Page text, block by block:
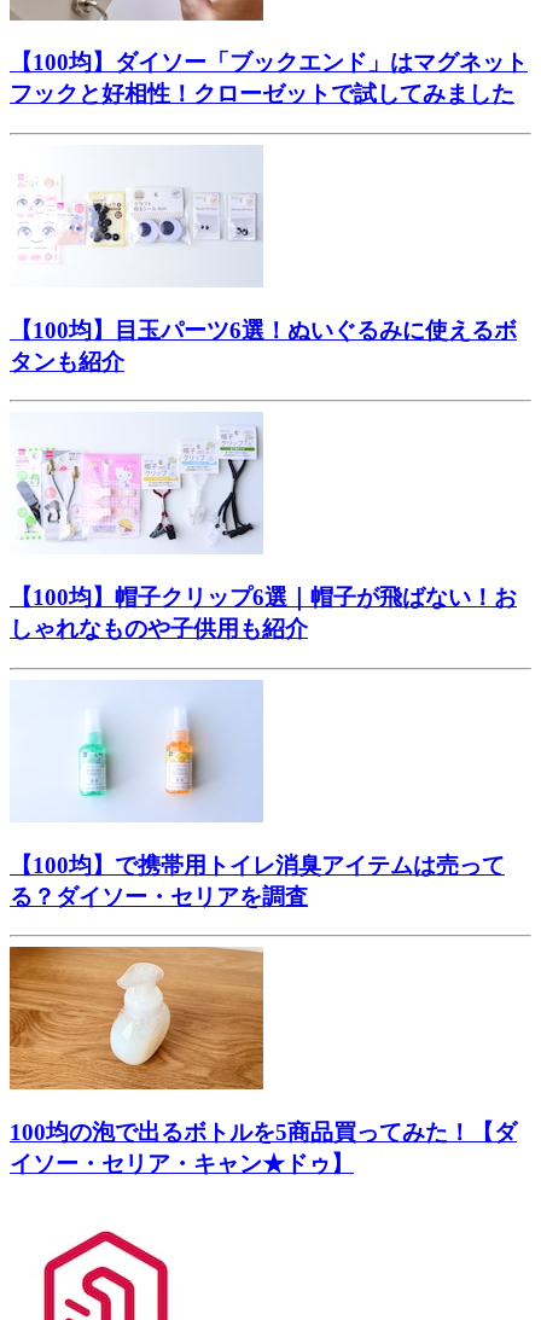
【100均】ダイソー「ブックエンド」はマグネット
フックと好相性！クローゼットで試してみました
【100均】目玉パーツ6選！ぬいぐるみに使えるボ
タンも紹介
【100均】帽子クリップ6選｜帽子が飛ばない！お
しゃれなものや子供用も紹介
【100均】で携帯用トイレ消臭アイテムは売って
る？ダイソー・セリアを調査
100均の泡で出るボトルを5商品買ってみた！【ダ
イソー・セリア・キャン★ドゥ】